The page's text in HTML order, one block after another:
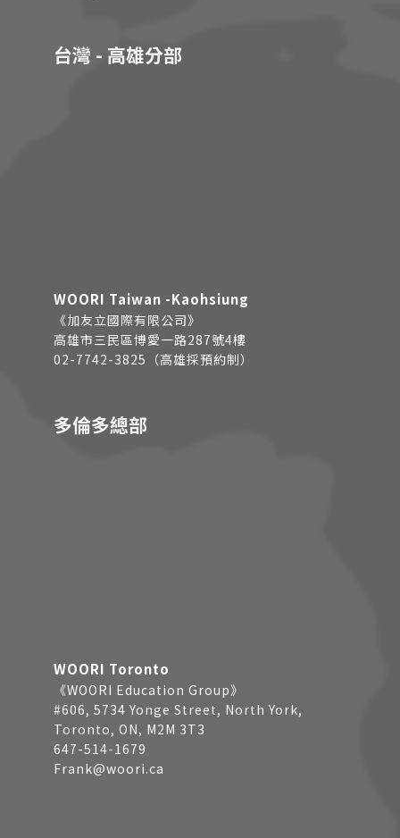
台灣 - 高雄分部
WOORI Taiwan -Kaohsiung
《加友立國際有限公司》
高雄市三民區博愛一路287號4樓
02-7742-3825（高雄採預約制）
多倫多總部
WOORI Toronto
《WOORI Education Group》
#606, 5734 Yonge Street, North York,
Toronto, ON, M2M 3T3
647-514-1679
Frank@woori.ca